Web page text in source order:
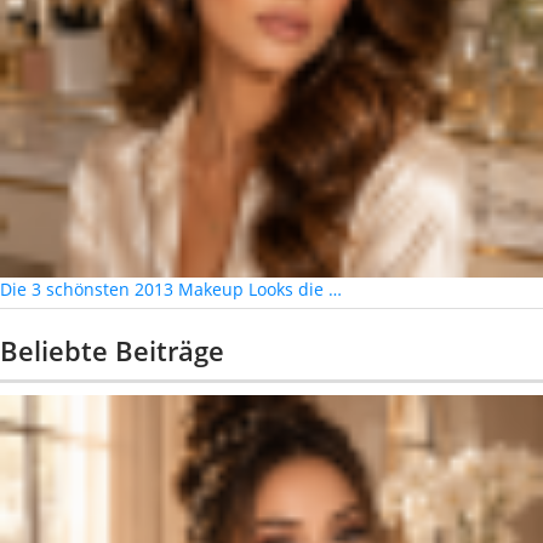
Die 3 schönsten 2013 Makeup Looks die …
Beliebte Beiträge